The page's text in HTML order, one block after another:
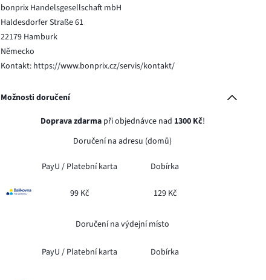
bonprix Handelsgesellschaft mbH
Haldesdorfer Straße 61
22179 Hamburk
Německo
Kontakt: https://www.bonprix.cz/servis/kontakt/
Možnosti doručení
Doprava zdarmapři objednávce nad 1300 Kč!
Doručení na adresu (domů)
PayU / Platební karta Dobírka
99 Kč 129 Kč
Doručení na výdejní místo
PayU / Platební karta Dobírka